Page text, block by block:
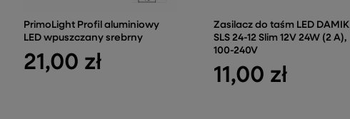
PrimoLight Profil aluminiowy
LED wpuszczany srebrny
21,00 zł
Zasilacz do taśm LED DAMIK
SLS 24-12 Slim 12V 24W (2 A),
100-240V
11,00 zł